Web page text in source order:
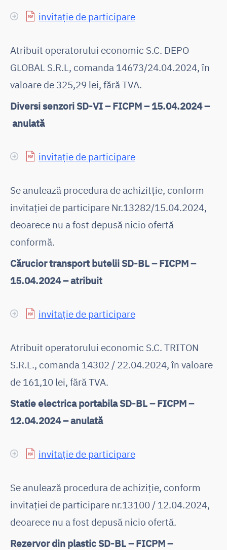
invitație de participare
Atribuit operatorului economic S.C. DEPO
GLOBAL S.R.L, comanda 14673/24.04.2024, în
valoare de 325,29 lei, fără TVA.
Diversi senzori SD-VI – FICPM – 15.04.2024 –
anulată
invitație de participare
Se anulează procedura de achizitție, conform
invitației de participare Nr.13282/15.04.2024,
deoarece nu a fost depusă nicio ofertă
conformă.
Cărucior transport butelii SD-BL – FICPM –
15.04.2024 – atribuit
invitație de participare
Atribuit operatorului economic S.C. TRITON
S.R.L., comanda 14302 / 22.04.2024, în valoare
de 161,10 lei, fără TVA.
Statie electrica portabila SD-BL – FICPM –
12.04.2024 – anulată
invitație de participare
Se anulează procedura de achiziție, conform
invitației de participare nr.13100 / 12.04.2024,
deoarece nu a fost depusă nicio ofertă.
Rezervor din plastic SD-BL – FICPM –